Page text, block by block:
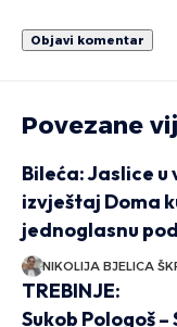
Povezane
Bileća: Jaslice u
izvještaj Doma
jednoglasnu
NIKOLIJA BJELICA
TREBINJE:
Sukob Pologoš